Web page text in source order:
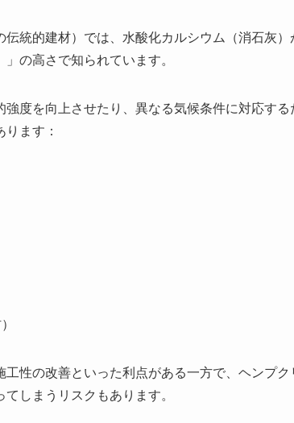
統的建材）では、水酸化カルシウム（消石灰
の高さで知られています。
度を向上させたり、異なる気候条件に対応す
ます：
性の改善といった利点がある一方で、ヘンプ
しまうリスクもあります。